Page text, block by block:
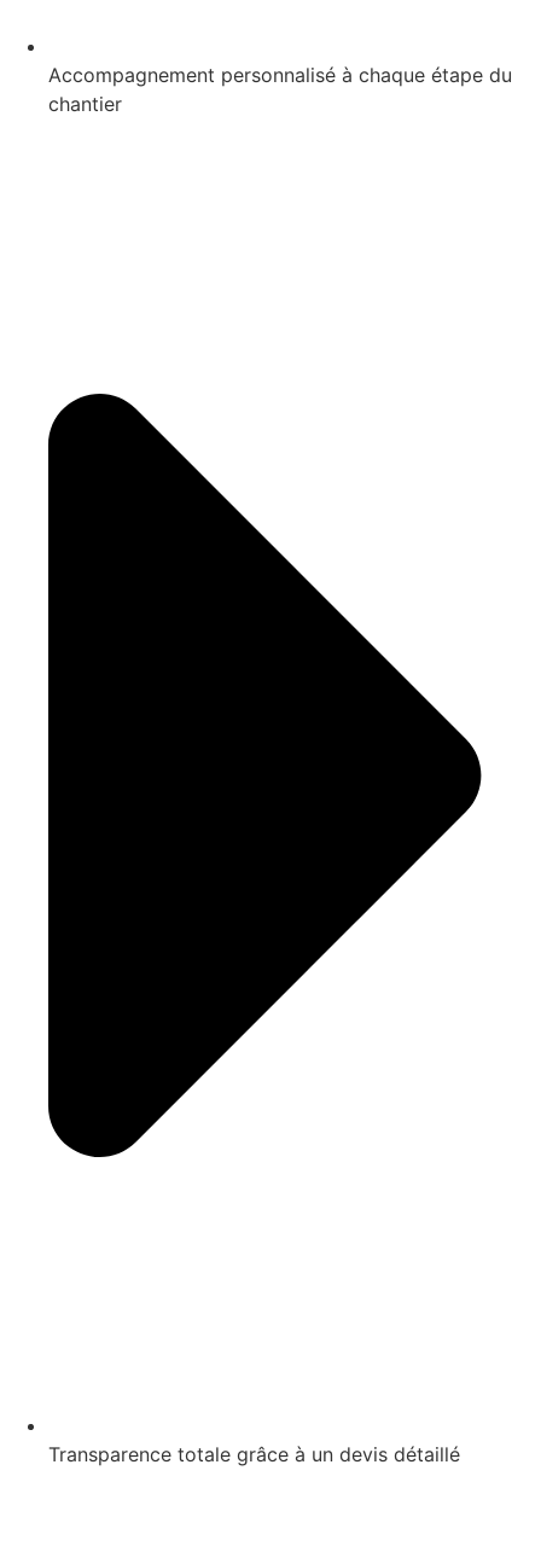
Accompagnement personnalisé à chaque étape du
chantier
Transparence totale grâce à un devis détaillé